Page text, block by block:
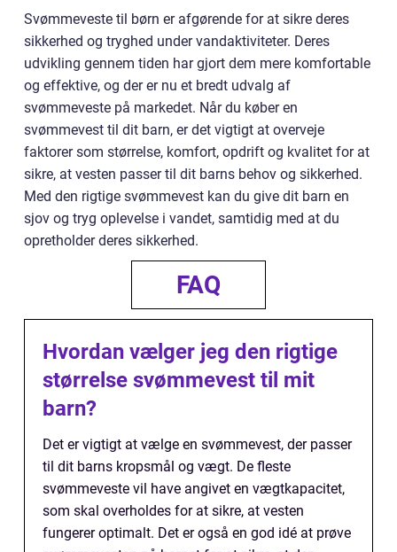
Svømmeveste til børn er afgørende for at sikre deres
sikkerhed og tryghed under vandaktiviteter. Deres
udvikling gennem tiden har gjort dem mere komfortable
og effektive, og der er nu et bredt udvalg af
svømmeveste på markedet. Når du køber en
svømmevest til dit barn, er det vigtigt at overveje
faktorer som størrelse, komfort, opdrift og kvalitet for at
sikre, at vesten passer til dit barns behov og sikkerhed.
Med den rigtige svømmevest kan du give dit barn en
sjov og tryg oplevelse i vandet, samtidig med at du
opretholder deres sikkerhed.
FAQ
Hvordan vælger jeg den rigtige
størrelse svømmevest til mit
barn?
Det er vigtigt at vælge en svømmevest, der passer
til dit barns kropsmål og vægt. De fleste
svømmeveste vil have angivet en vægtkapacitet,
som skal overholdes for at sikre, at vesten
fungerer optimalt. Det er også en god idé at prøve